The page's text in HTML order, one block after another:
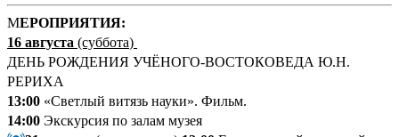
МЕРОПРИЯТИЯ:
16 августа (суббота)
ДЕНЬ РОЖДЕНИЯ УЧЁНОГО-ВОСТОКОВЕДА Ю.Н.
РЕРИХА
13:00 «Светлый витязь науки». Фильм.
14:00 Экскурсия по залам музея